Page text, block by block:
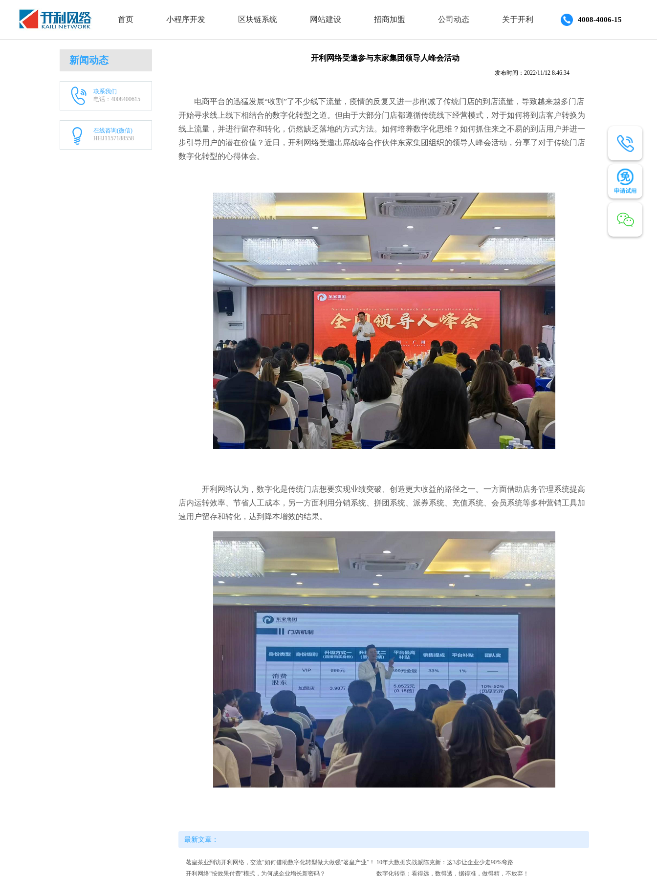
首页 小程序开发 区块链系统 网站建设 招商加盟 公司动态 关于开利 4008-4006-15
新闻动态
联系我们
电话：4008400615
在线咨询(微信)
HHJ1157188558
开利网络受邀参与东家集团领导人峰会活动
发布时间：2022/11/12 8:46:34
电商平台的迅猛发展“收割”了不少线下流量，疫情的反复 又进一步削减了传统门店的到店流量， 导致越来越多门店
开始寻求线上线下相结合的数字化转型之道。但由于大部分门店都遵循传统线下经营模式，对于如何将到店客户转换为
线上流量，并进行留存和转化，仍然缺乏落地的方式方法。如何培养数字化思维？如何抓住来之不易的到店用户并进一
步引导用户的潜在价值？近日，开利网络受邀出席战略合作伙伴东家集团组织的领导人峰会活动，分享了对于传统门店
数字化转型的心得体会。
开利网络认为，数字化是传统门店想要实现业绩突破、创造更大收益的路径之一。一方面借助店务管理系统提高
店内运转效率、节省人工成本，另一方面利用分销系统、拼团系统、派券系统、充值系统、会员系统等多种营销工具加
速用户留存和转化，达到降本增效的结果。
最新文章：
茗皇茶业到访开利网络，交流“如何借助数字化转型做大做强“茗皇产业”！
10年大数据实战派陈克新：这3步让企业少走90%弯路
开利网络“按效果付费”模式，为何成企业增长新密码？
数字化转型：看得远，数得透，据得准，做得精，不放弃！